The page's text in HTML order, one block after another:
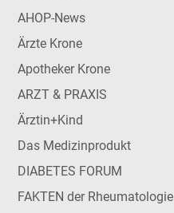
AHOP-News
Ärzte Krone
Apotheker Krone
ARZT & PRAXIS
Ärztin+Kind
Das Medizinprodukt
DIABETES FORUM
FAKTEN der Rheumatologie